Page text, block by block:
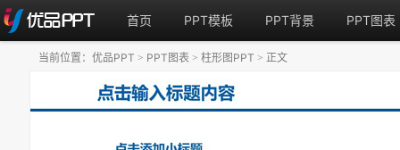
首页 PPT模板 PPT背景 PPT图表
当前位置： 优品PPT > PPT图表 > 柱形图PPT > 正文